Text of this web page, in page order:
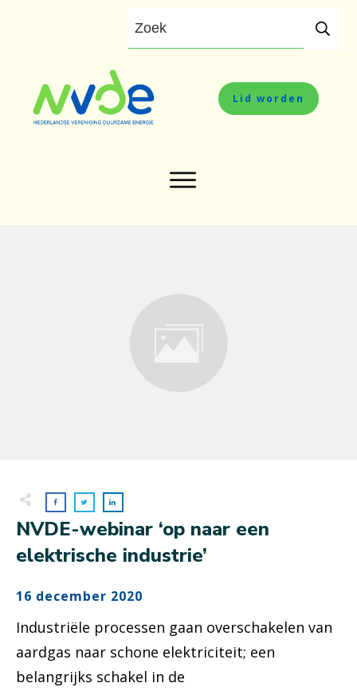
Lid worden
NVDE-webinar ‘op naar een
elektrische industrie’
16 december 2020
Industriële processen gaan overschakelen van
aardgas naar schone elektriciteit; een
belangrijks schakel in de